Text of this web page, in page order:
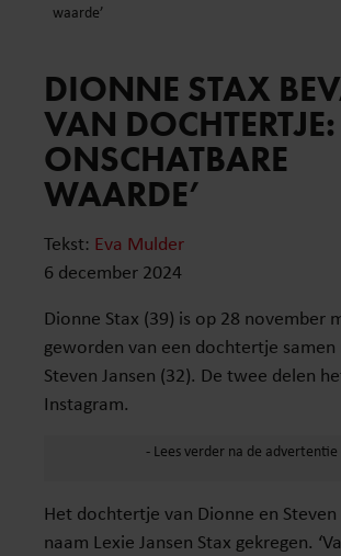
waarde’
DIONNE STAX
VAN
ONSCHATBARE
WAARDE’
Tekst: Eva Mulder
6 december 2024
Dionne Stax (39) is op 28 november
geworden van een dochtertje samen
Steven Jansen (32). De twee delen
Instagram.
Het dochtertje van Dionne en
naam Lexie Jansen Stax gekregen.